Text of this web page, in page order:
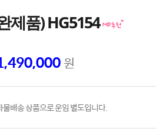
제품) HG5154
원
물배송 상품으로 운임 별도입니다.